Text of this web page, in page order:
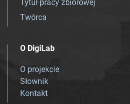
Tytuł pracy zbiorowej
Twórca
O DigiLab
O projekcie
Słownik
Kontakt